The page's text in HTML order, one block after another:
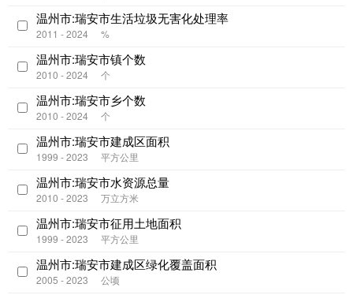
温州市:瑞安市生活垃圾无害化处理率
2011 - 2024 %
温州市:瑞安市镇个数
2010 - 2024 个
温州市:瑞安市乡个数
2010 - 2024 个
温州市:瑞安市建成区面积
1999 - 2023 平方公里
温州市:瑞安市水资源总量
2010 - 2023 万立方米
温州市:瑞安市征用土地面积
1999 - 2023 平方公里
温州市:瑞安市建成区绿化覆盖面积
2005 - 2023 公顷